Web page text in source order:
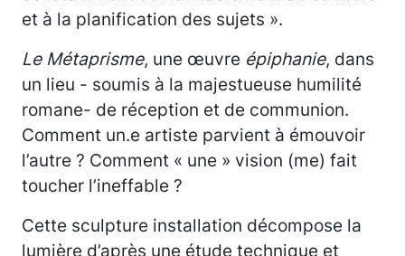
et à la planification des sujets ».
Le Métaprisme, une œuvre épiphanie, dans
un lieu - soumis à la majestueuse humilité
romane- de réception et de communion.
Comment un.e artiste parvient à émouvoir
l’autre ? Comment « une » vision (me) fait
toucher l’ineffable ?
Cette sculpture installation décompose la
lumière d’après une étude technique et